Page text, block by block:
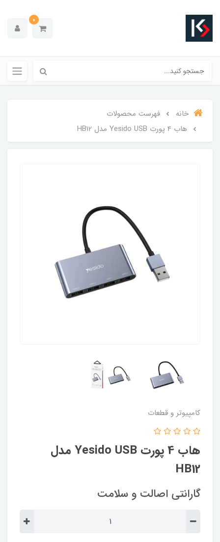
0
خانه
فهرست محصولات
هاب 4 پورت Yesido USB مدل HB12
کامپیوتر و قطعات
هاب 4 پورت Yesido USB مدل
HB12
گارانتی اصالت و سلامت